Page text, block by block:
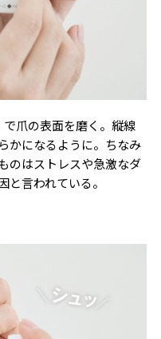
で爪の表面を磨く。縦線
かになるように。 ちなみ
のはストレスや急激なダ
言われている。